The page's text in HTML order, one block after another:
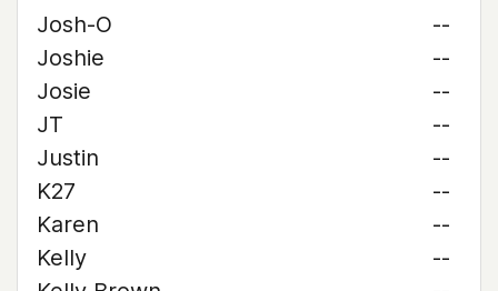
Josh-O
--
Joshie
--
Josie
--
JT
--
Justin
--
K27
--
Karen
--
Kelly
--